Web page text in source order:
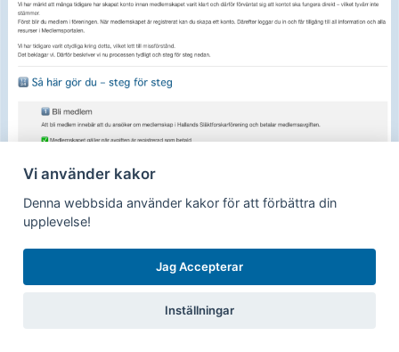
Kom igång – steg för steg
Medlemsportalen är en kraftfull forskarhjälp där vi samlat,
renskrivit och sorterat hundratusentals
kyrkoboksavskrifter och lokala källor till en unik och
Vi använder kakor
Denna webbsida använder kakor för att förbättra din
upplevelse!
Jag Accepterar
Inställningar